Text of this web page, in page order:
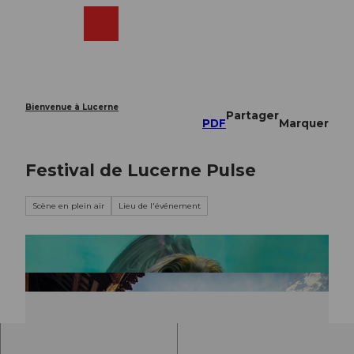
Bienvenue à Lucerne
PDF
Partager
Marquer
Festival de Lucerne Pulse
Scène en plein air Lieu de l'événement